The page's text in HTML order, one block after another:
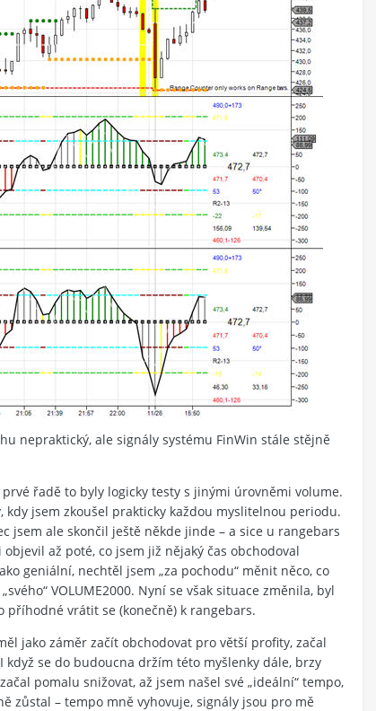
nepraktický, ale signály systému FinWin stále stějně
řadě to byly logicky testy s jinými úrovněmi volume.
jsem zkoušel prakticky každou myslitelnou periodu.
jsem ale skončil ještě někde jinde – a sice u rangebars
až poté, co jsem již nějaký čas obchodoval
geniální, nechtěl jsem „za pochodu“ měnit něco, co
VOLUME2000. Nyní se však situace změnila, byl
příhodné vrátit se (konečně) k rangebars.
jako záměr začít obchodovat pro větší profity, začal
když se do budoucna držím této myšlenky dále, brzy
pomalu snižovat, až jsem našel své „ideální“ tempo,
zůstal – tempo mně vyhovuje, signály jsou pro mě